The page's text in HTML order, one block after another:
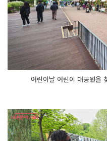
어린이날 어린이 대공원을